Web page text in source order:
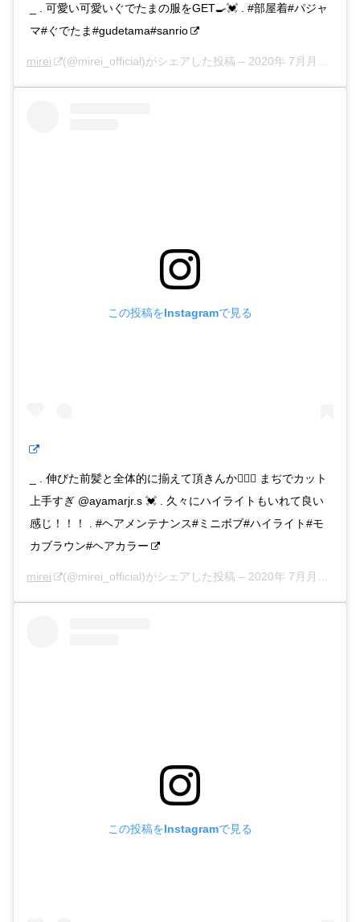
_ . 可愛い可愛いぐでたまの服をGET🍳💓 . #部屋着#パジャ
マ#ぐでたま#gudetama#sanrio
mirei (@mirei_official)がシェアした投稿 – 2020年 7月月31日午後10時04分PDT
この投稿をInstagramで見る
_ . 伸びた前髪と全体的に揃えて頂きんか💇🏻‍♀️ まぢでカット
上手すぎ @ayamarjr.s 💓 . 久々にハイライトもいれて良い
感じ！！！ . #ヘアメンテナンス#ミニボブ#ハイライト#モ
カブラウン#ヘアカラー
mirei (@mirei_official)がシェアした投稿 – 2020年 7月月30日午前12時04分PDT
この投稿をInstagramで見る